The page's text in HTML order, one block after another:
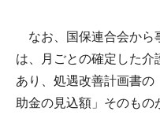
なお、国保連合会から
は、月ごとの確定した
あり、処遇改善計画書
助金の見込額」そのもの